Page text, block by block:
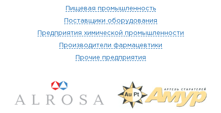
Пищевая промышленность
Поставщики оборудования
Предприятия химической промышленности
Производители фармацевтики
Прочие предприятия